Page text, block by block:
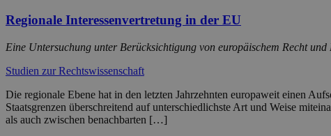
Regionale Interessenvertretung in der EU
Eine Untersuchung unter Berücksichtigung von europäischem Recht und
Studien zur Rechtswissenschaft
Die regionale Ebene hat in den letzten Jahrzehnten europaweit einen
Staatsgrenzen überschreitend auf unterschiedlichste Art und Weise
als auch zwischen benachbarten […]